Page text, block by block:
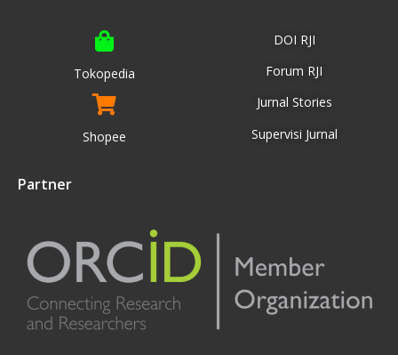
Tokopedia
Shopee
DOI RJI
Forum RJI
Jurnal Stories
Supervisi Jurnal
Partner